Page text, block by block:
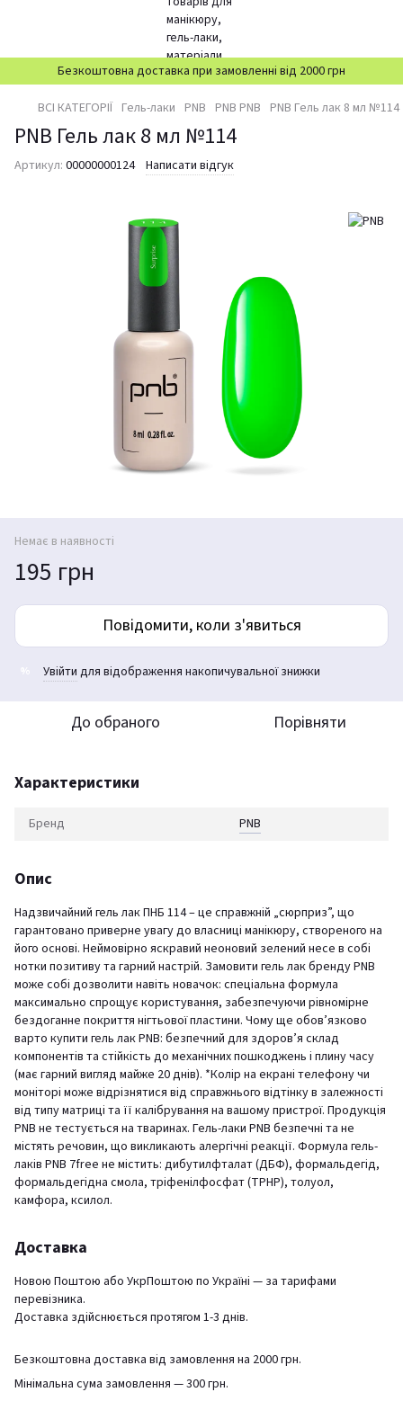
Безкоштовна доставка при замовленні від 2000 грн
ВСІ КАТЕГОРІЇ Гель-лаки PNB PNB PNB PNB Гель лак 8 мл №114
PNB Гель лак 8 мл №114
Артикул: 00000000124 Написати відгук
Немає в наявності
195 грн
Повідомити, коли з'явиться
Увійти для відображення накопичувальної знижки
До обраного Порівняти
Характеристики
Бренд PNB
Опис
Надзвичайний гель лак ПНБ 114 – це справжній „сюрприз”, що
гарантовано приверне увагу до власниці манікюру, створеного на
його основі. Неймовірно яскравий неоновий зелений несе в собі
нотки позитиву та гарний настрій. Замовити гель лак бренду PNB
може собі дозволити навіть новачок: спеціальна формула
максимально спрощує користування, забезпечуючи рівномірне
бездоганне покриття нігтьової пластини. Чому ще обов’язково
варто купити гель лак PNB: безпечний для здоров’я склад
компонентів та стійкість до механічних пошкоджень і плину часу
(має гарний вигляд майже 20 днів). *Колір на екрані телефону чи
моніторі може відрізнятися від справжнього відтінку в залежності
від типу матриці та її калібрування на вашому пристрої. Продукція
PNB не тестується на тваринах. Гель-лаки PNB безпечні та не
містять речовин, що викликають алергічні реакції. Формула гель-
лаків PNB 7free не містить: дибутилфталат (ДБФ), формальдегід,
формальдегідна смола, тріфенілфосфат (TPHP), толуол,
камфора, ксилол.
Доставка
Новою Поштою або УкрПоштою по Україні — за тарифами
перевізника.
Доставка здійснюється протягом 1-3 днів.
Безкоштовна доставка від замовлення на 2000 грн.
Мінімальна сума замовлення — 300 грн.